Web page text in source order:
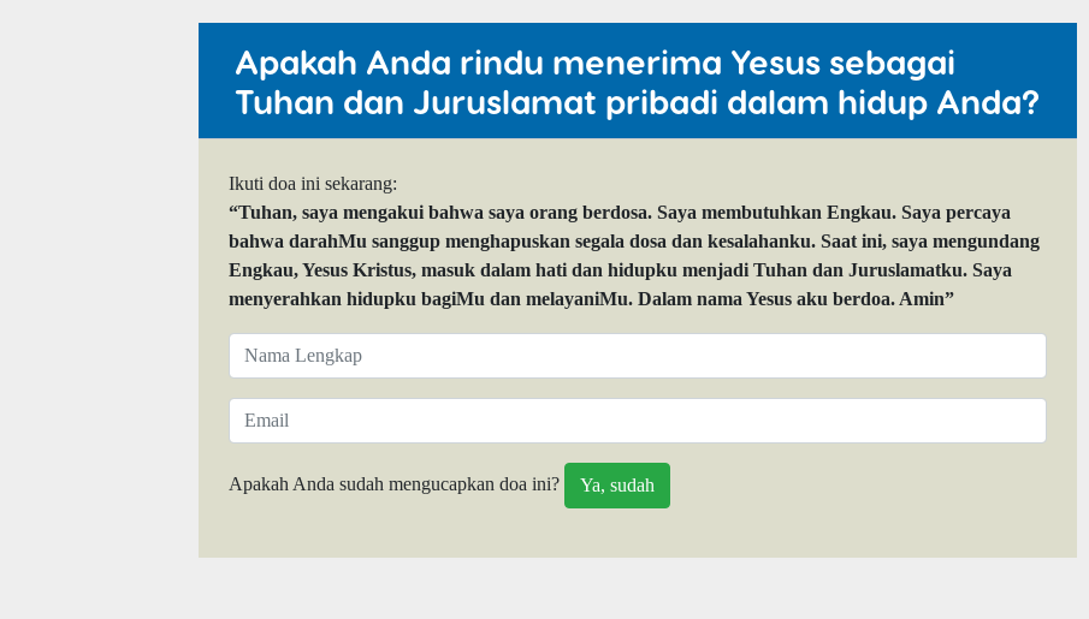
Apakah Anda rindu menerima Yesus sebagai
Tuhan dan Juruslamat pribadi dalam hidup Anda?
Ikuti doa ini sekarang:
“Tuhan, saya mengakui bahwa saya orang berdosa. Saya membutuhkan Engkau. Saya percaya
bahwa darahMu sanggup menghapuskan segala dosa dan kesalahanku. Saat ini, saya mengundang
Engkau, Yesus Kristus, masuk dalam hati dan hidupku menjadi Tuhan dan Juruslamatku. Saya
menyerahkan hidupku bagiMu dan melayaniMu. Dalam nama Yesus aku berdoa. Amin”
Apakah Anda sudah mengucapkan doa ini?